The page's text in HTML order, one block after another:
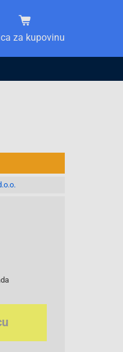
za kupovinu